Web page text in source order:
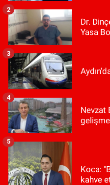
Dr.
Yasa
2
3
Nevzat
4
Koca:
kahve
5